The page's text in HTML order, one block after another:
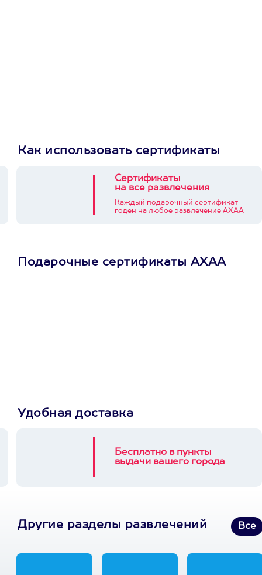
Как использовать сертификаты
Сертификаты
на все развлечения
Каждый подарочный сертификат
годен на любое развлечение АХАА
Подарочные сертификаты АХАА
Удобная доставка
Бесплатно в пункты
выдачи вашего города
Другие разделы развлечений Все